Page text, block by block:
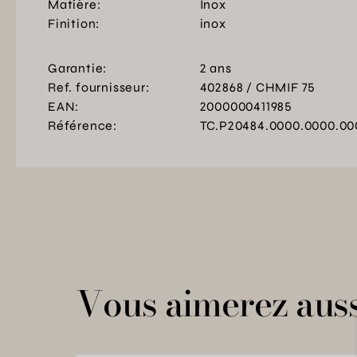
Matière:
Inox
Finition:
inox
Garantie:
2 ans
Ref. fournisseur:
402868 / CHMIF 75
EAN:
2000000411985
Référence:
Vous aimerez